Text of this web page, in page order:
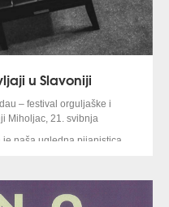
u Slavoniji
– festival orguljaške i
Miholjac, 21. svibnja
naša ugledna pijanistica
Sonatu u B-duru